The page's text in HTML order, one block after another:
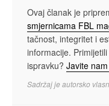
Ovaj članak je
smjernicama FBL
tačnost, integritet i
informacije.
ispravku? Javite
Sadržaj je autorsko